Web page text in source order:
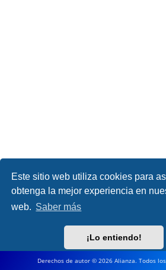
Este sitio web utiliza cookies para
obtenga la mejor experiencia en
web. Saber más
¡Lo entiendo!
Derechos de autor © 2026 Alianza. Todos